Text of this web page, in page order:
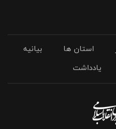
استان ها
بیانیه
یادداشت